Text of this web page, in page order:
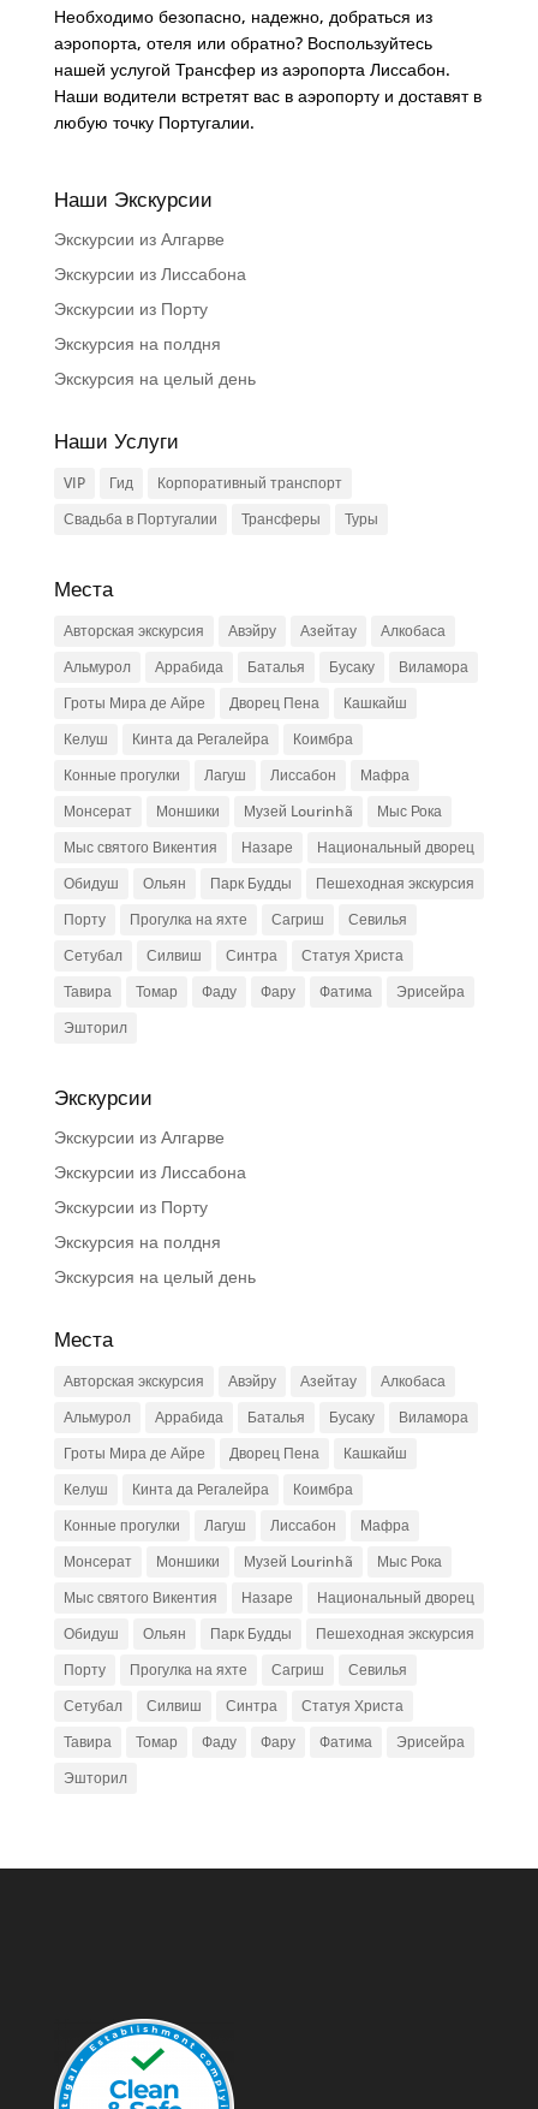
Необходимо безопасно, надежно, добраться из
аэропорта, отеля или обратно? Воспользуйтесь
нашей услугой Трансфер из аэропорта Лиссабон.
Наши водители встретят вас в аэропорту и доставят в
любую точку Португалии.
Наши Экскурсии
Экскурсии из Алгарве
Экскурсии из Лиссабона
Экскурсии из Порту
Экскурсия на полдня
Экскурсия на целый день
Наши Услуги
VIP Гид
Корпоративный транспорт
Свадьба в Португалии
Трансферы Туры
Места
Авторская экскурсия Авэйру Азейтау
Алкобаса
Альмурол
Аррабида Баталья Бусаку
Виламора
Гроты Мира де Айре
Дворец Пена
Кашкайш
Келуш
Кинта да Регалейра
Коимбра
Конные прогулки
Лагуш Лиссабон
Мафра
Монсерат
Моншики Музей Lourinhã
Мыс Рока
Мыс святого Викентия
Назаре
Национальный дворец
Обидуш
Ольян Парк Будды
Пешеходная экскурсия
Порту
Прогулка на яхте Сагриш
Севилья
Сетубал
Силвиш Синтра
Статуя Христа
Тавира
Томар Фаду Фару Фатима
Эрисейра
Эшторил
Экскурсии
Экскурсии из Алгарве
Экскурсии из Лиссабона
Экскурсии из Порту
Экскурсия на полдня
Экскурсия на целый день
Места
Авторская экскурсия Авэйру Азейтау
Алкобаса
Альмурол
Аррабида Баталья Бусаку
Виламора
Гроты Мира де Айре
Дворец Пена
Кашкайш
Келуш
Кинта да Регалейра
Коимбра
Конные прогулки
Лагуш Лиссабон
Мафра
Монсерат
Моншики Музей Lourinhã
Мыс Рока
Мыс святого Викентия
Назаре
Национальный дворец
Обидуш
Ольян Парк Будды
Пешеходная экскурсия
Порту
Прогулка на яхте Сагриш
Севилья
Сетубал
Силвиш Синтра
Статуя Христа
Тавира
Томар Фаду Фару Фатима
Эрисейра
Эшторил